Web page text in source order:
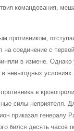
командования,
противником,
на соединение с
в измене. Однако
в невыгодных условиях.
в
силы неприятеля.
приказал генералу
бился десять часов